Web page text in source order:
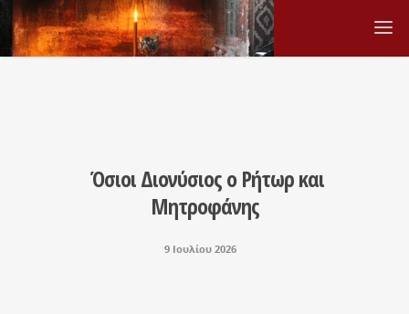
Όσιοι Διονύσιος ο Ρήτωρ και
Μητροφάνης
9 Ιουλίου 2026